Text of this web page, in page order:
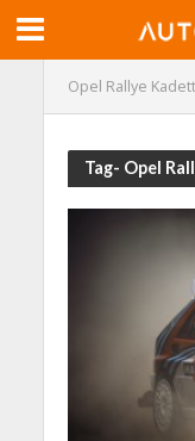
Opel Rallye
Tag- Opel